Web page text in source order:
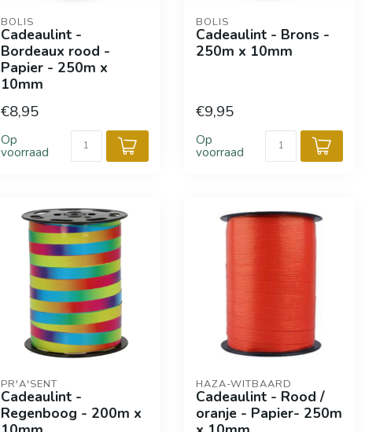
BOLIS
Cadeaulint -
Bordeaux rood -
Papier - 250m x
10mm
€8,95
Op
voorraad
BOLIS
Cadeaulint - Brons -
250m x 10mm
€9,95
Op
voorraad
PR'A'SENT
Cadeaulint -
Regenboog - 200m x
HAZA-WITBAARD
Cadeaulint - Rood /
oranje - Papier- 250m